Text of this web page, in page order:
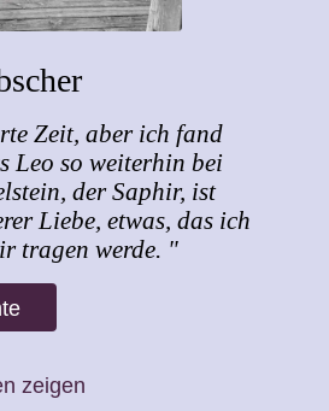
Zeit, aber ich fand
Leo so weiterhin bei
der Saphir, ist
Liebe, etwas, das ich
tragen werde. "
zeigen